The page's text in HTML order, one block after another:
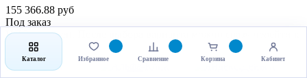
155 366.88 руб
Под заказ
НДС включен. После выбора варианта можно сразу перейти к
покупке или быстрому заказу.
Каталог Избранное Сравнение Корзина Кабинет